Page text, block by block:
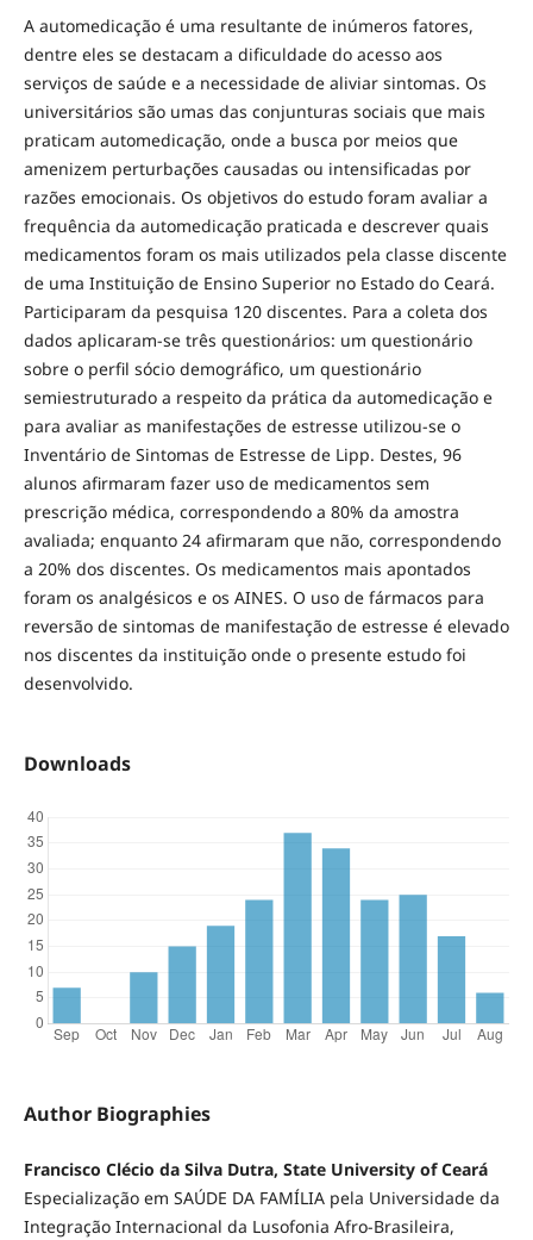
A automedicação é uma resultante de inúmeros fatores,
dentre eles se destacam a dificuldade do acesso aos
serviços de saúde e a necessidade de aliviar sintomas. Os
universitários são umas das conjunturas sociais que mais
praticam automedicação, onde a busca por meios que
amenizem perturbações causadas ou intensificadas por
razões emocionais. Os objetivos do estudo foram avaliar a
frequência da automedicação praticada e descrever quais
medicamentos foram os mais utilizados pela classe discente
de uma Instituição de Ensino Superior no Estado do Ceará.
Participaram da pesquisa 120 discentes. Para a coleta dos
dados aplicaram-se três questionários: um questionário
sobre o perfil sócio demográfico, um questionário
semiestruturado a respeito da prática da automedicação e
para avaliar as manifestações de estresse utilizou-se o
Inventário de Sintomas de Estresse de Lipp. Destes, 96
alunos afirmaram fazer uso de medicamentos sem
prescrição médica, correspondendo a 80% da amostra
avaliada; enquanto 24 afirmaram que não, correspondendo
a 20% dos discentes. Os medicamentos mais apontados
foram os analgésicos e os AINES. O uso de fármacos para
reversão de sintomas de manifestação de estresse é elevado
nos discentes da instituição onde o presente estudo foi
desenvolvido.
Downloads
Author Biographies
Francisco Clécio da Silva Dutra, State University of Ceará
Especialização em SAÚDE DA FAMÍLIA pela Universidade da
Integração Internacional da Lusofonia Afro-Brasileira,